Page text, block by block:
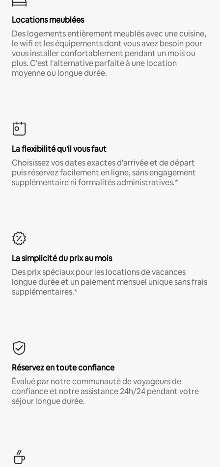
Locations meublées
Des logements entièrement meublés avec une cuisine,
le wifi et les équipements dont vous avez besoin pour
vous installer confortablement pendant un mois ou
plus. C'est l'alternative parfaite à une location
moyenne ou longue durée.
La flexibilité qu'il vous faut
Choisissez vos dates exactes d'arrivée et de départ
puis réservez facilement en ligne, sans engagement
supplémentaire ni formalités administratives.*
La simplicité du prix au mois
Des prix spéciaux pour les locations de vacances
longue durée et un paiement mensuel unique sans frais
supplémentaires.*
Réservez en toute confiance
Évalué par notre communauté de voyageurs de
confiance et notre assistance 24h/24 pendant votre
séjour longue durée.